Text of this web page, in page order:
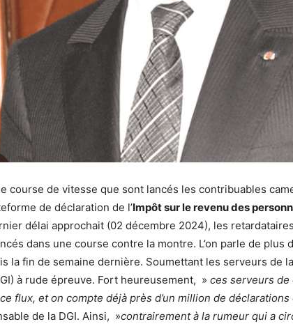
course de vitesse que sont lancés les contribuables
de déclaration de l’Impôt sur le revenu des
délai approchait (02 décembre 2024), les
dans une course contre la montre. L’on parle de plus
la fin de semaine dernière. Soumettant les serveurs de
à rude épreuve. Fort heureusement, » ces serveurs
flux, et on compte déjà près d’un million de déclarations
de la DGI. Ainsi, »contrairement à la rumeur qui a